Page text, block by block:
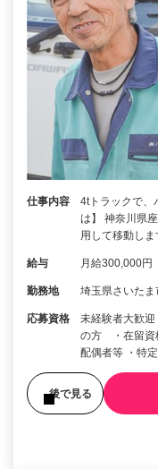
仕事内容
4tトラックで、
は】 神奈川県
用して移動し
給与 月給300,000円
勤務地 埼玉県さいた
応募資格
未経験者大歓
の方 ・在留資
配偶者等 ・特
後で見る